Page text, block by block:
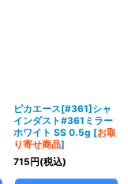
ピカエース[#361]シャ
インダスト#361ミラー
ホワイト SS 0.5g [お取
り寄せ商品]
715円(税込)